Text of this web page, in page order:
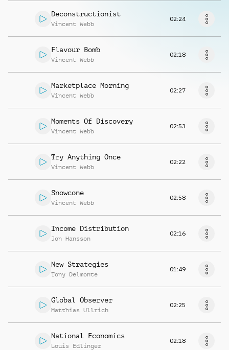
Deconstructionist
Vincent Webb
02:24
Flavour Bomb
Vincent Webb
02:18
Marketplace Morning
Vincent Webb
02:27
Moments Of Discovery
Vincent Webb
02:53
Try Anything Once
Vincent Webb
02:22
Snowcone
Vincent Webb
02:58
Income Distribution
Jon Hansson
02:16
New Strategies
Tony Delmonte
01:49
Global Observer
Matthias Ullrich
02:25
National Economics
Louis Edlinger
02:18